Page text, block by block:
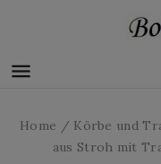

Home Körbe und
aus Stroh mit